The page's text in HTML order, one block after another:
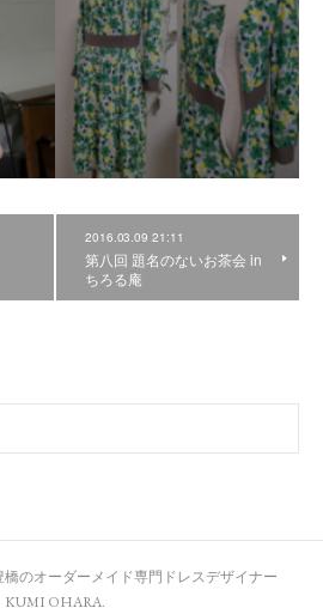
2016.03.09 21:11
第八回 題名のないお茶会 in
ちろる庵
のオーダーメイド専門ドレスデザイナー
KUMI OHARA.